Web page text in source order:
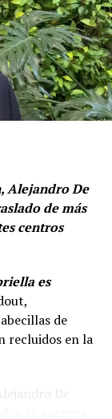
Alejandro De
de más
centros
es
de
recluidos en la
De